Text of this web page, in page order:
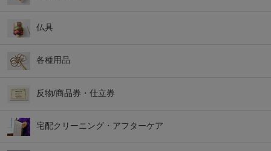
仏具
各種用品
反物/商品券・仕立券
宅配クリーニング・アフターケア